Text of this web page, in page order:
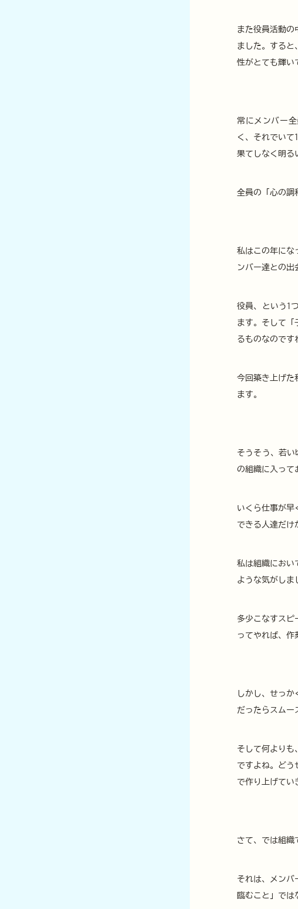
また役員活動の
ました。すると
性がとても輝い
常にメンバー
く、それでいて
果てしなく明る
全員の「心の調
私はこの年にな
ンバー達との出
役員、という1
ます。そして「
るものなのです
今回築き上げた
ます。
そうそう、若
の組織に入って
いくら仕事が早
できる人達だけ
私は組織におい
ような気がしま
多少こなすスピ
ってやれば、作
しかし、せっか
だったらスムー
そして何よりも
ですよね。どう
で作り上げてい
さて、では組織
それは、メンバ
臨むこと」では